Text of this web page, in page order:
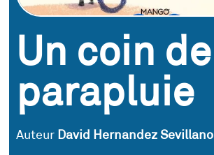
Un coin de
parapluie
Auteur David Hernandez Sevillano